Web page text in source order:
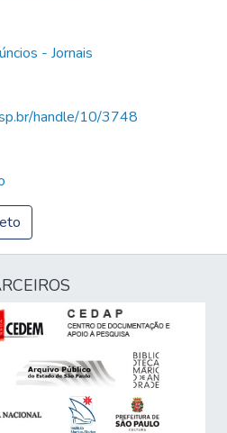
- Jornais
handle/10/3748